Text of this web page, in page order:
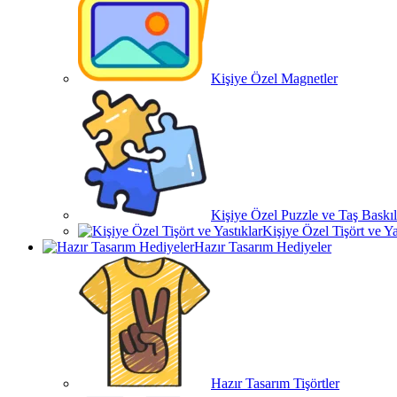
Kişiye Özel Magnetler
Kişiye Özel Puzzle ve Taş
Kişiye Özel Tişört ve
Hazır Tasarım Hediyeler
Hazır Tasarım Tişörtler